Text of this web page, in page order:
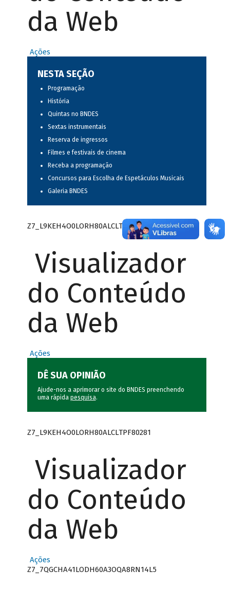
da Web
Ações
NESTA SEÇÃO
Programação
História
Quintas no BNDES
Sextas instrumentais
Reserva de ingressos
Filmes e festivais de cinema
Receba a programação
Concursos para Escolha de Espetáculos Musicais
Galeria BNDES
Z7_L9KEH4O0LORH80ALCLTPF80282
Visualizador
do Conteúdo
da Web
Ações
DÊ SUA OPINIÃO
Ajude-nos a aprimorar o site do BNDES preenchendo
uma rápida pesquisa.
Z7_L9KEH4O0LORH80ALCLTPF80281
Visualizador
do Conteúdo
da Web
Ações
Z7_7QGCHA41LODH60A3OQA8RN14L5